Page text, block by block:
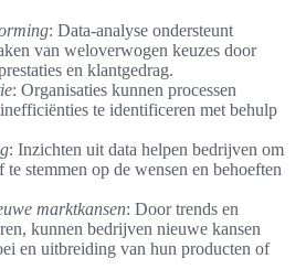
: Data-analyse ondersteunt
van weloverwogen keuzes door
en klantgedrag.
: Organisaties kunnen processen
te identificeren met behulp
: Inzichten uit data helpen bedrijven om
te stemmen op de wensen en behoeften
marktkansen: Door trends en
kunnen bedrijven nieuwe kansen
en uitbreiding van hun producten of